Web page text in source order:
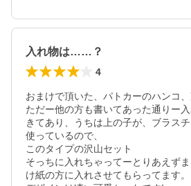
入れ物は……？
4
おまけで頂いた、パトカーのハンコ
ただー他の方も書いてあった通りー
きてあり、うちは上の子が、ブラス
使っているので、
このタイプの沢山セット
そっちに入れちゃってーとりあえず
け紙の方に入れさせてもらってます。